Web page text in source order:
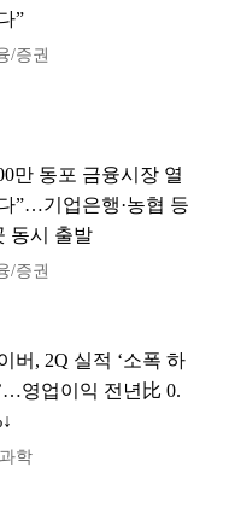
”
/증권
만 동포 금융시장 열
”…기업은행·농협 등
동시 출발
/증권
버, 2Q 실적 ‘소폭 하
영업이익 전년比 0.
학